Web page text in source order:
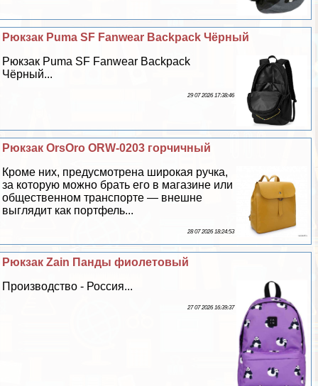
Рюкзак Puma SF Fanwear Backpack Чёрный
Рюкзак Puma SF Fanwear Backpack
Чёрный...
29 07 2026 17:38:46
Рюкзак OrsOro ORW-0203 горчичный
Кроме них, предусмотрена широкая ручка,
за которую можно брать его в магазине или
общественном трaнcпорте — внешне
выглядит как портфель...
28 07 2026 18:24:53
Рюкзак Zain Панды фиолетовый
Производство - Россия...
27 07 2026 16:39:37